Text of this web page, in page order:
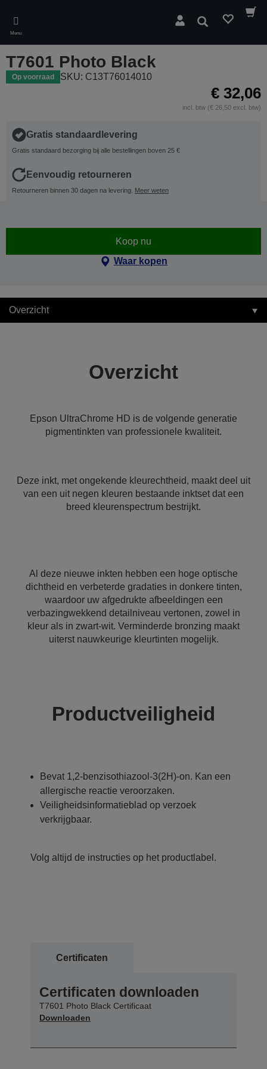
main
content
Menu
Zoeken
T7601 Photo Black
Op voorraad SKU: C13T76014010
€ 32,06
incl. btw (€ 26,50 excl. btw)
Gratis standaardlevering
Gratis standaard bezorging bij alle bestellingen boven 25 €
Eenvoudig retourneren
Retourneren binnen 30 dagen na levering. Meer weten
Koop nu
Waar kopen
Overzicht
Overzicht
Epson UltraChrome HD is de volgende generatie
pigmentinkten van professionele kwaliteit.
Deze inkt, met ongekende kleurechtheid, maakt deel uit
van een uit negen kleuren bestaande inktset dat een
breed kleurenspectrum bestrijkt.
Al deze nieuwe inkten hebben een hoge optische
dichtheid en verbeterde gradaties in donkere tinten,
waardoor uw afgedrukte afbeeldingen een
verbazingwekkend detailniveau vertonen, zowel in
kleur als in zwart-wit. Verminderde bronzing maakt
uiterst nauwkeurige kleurtinten mogelijk.
Productveiligheid
Bevat 1,2-benzisothiazool-3(2H)-on. Kan een
allergische reactie veroorzaken.
Veiligheidsinformatieblad op verzoek
verkrijgbaar.
Volg altijd de instructies op het productlabel.
Certificaten
Certificaten downloaden
T7601 Photo Black Certificaat
Downloaden